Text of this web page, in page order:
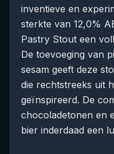
inventieve en
sterkte van 12,0%
Pastry Stout een
De toevoeging van
sesam geeft deze
die rechtstreeks uit
geïnspireerd. De
chocoladetonen en
bier inderdaad een